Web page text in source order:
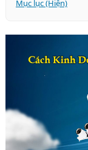
Mục lục (Hiện)
1.1. Ý nghĩa
1.2. Bản chất
2. Các hình
2.1. Bán hàng
2.2. Pre-order
2.3. Order hộ